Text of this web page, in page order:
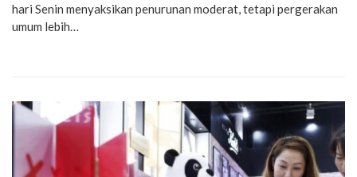
hari Senin menyaksikan penurunan moderat, tetapi pergerakan
umum lebih…